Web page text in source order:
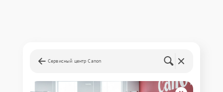
Сервисный центр Canon